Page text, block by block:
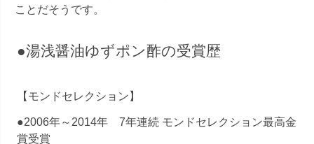
ことだそうです。
●湯浅醤油ゆずポン酢の受賞歴
【モンドセレクション】
●2006年～2014年 7年連続 モンドセレクション最高金
賞受賞